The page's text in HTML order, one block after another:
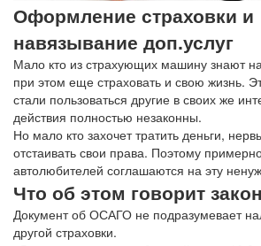
Оформление страховки и
навязывание доп.услуг
Мало кто из страхующих машину знают
при этом еще страховать и свою жизнь.
стали пользоваться другие в своих же
действия полностью незаконны.
Но мало кто захочет тратить деньги,
отстаивать свои права. Поэтому
автолюбителей соглашаются на эту
Что об этом говорит закон
Документ об ОСАГО не подразумевает
другой страховки.